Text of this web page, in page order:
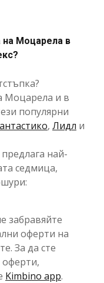
на Моцарела в
Моцарела и в
популярни
, Лидл и
най-
седмица,
забравяйте
оферти на
За да сте
оферти,
Kimbino app.